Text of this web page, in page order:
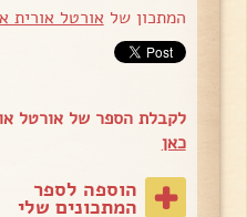
המתכון של אורטל אורית
לקבלת הספר של אורטל
כאן
הוספה לספר
המתכונים שלי